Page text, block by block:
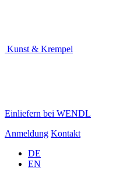
Kunst & Krempel
Einliefern bei WENDL
Anmeldung Kontakt
DE
EN